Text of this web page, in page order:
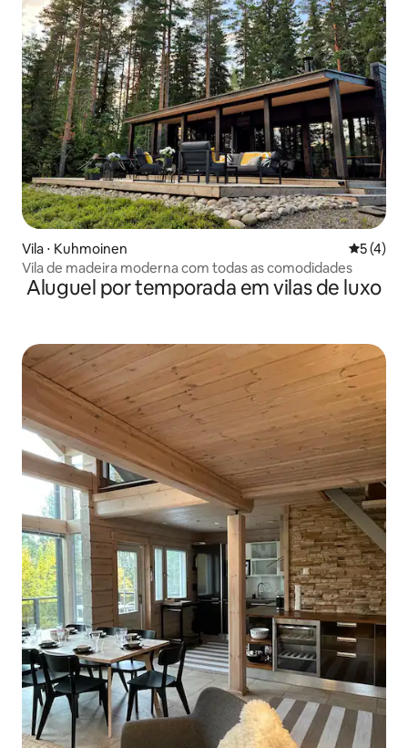
Vila ⋅ Kuhmoinen 5 de
5 (4)
Vila de madeira moderna com todas as comodidades
Aluguel por temporada em vilas de luxo